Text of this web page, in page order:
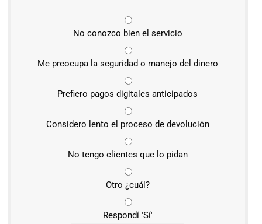
No conozco bien el servicio
Me preocupa la seguridad o manejo del dinero
Prefiero pagos digitales anticipados
Considero lento el proceso de devolución
No tengo clientes que lo pidan
Otro ¿cuál?
Respondí 'Sí'